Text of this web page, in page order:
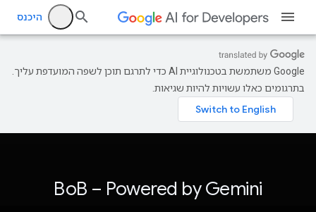
היכנס
‫Google משתמשת בטכנולוגיית AI כדי לתרגם תוכן לשפה המועדפת עליך.
בתרגומים כאלו עשויות להיות שגיאות.
BoB – Powered by Gemini